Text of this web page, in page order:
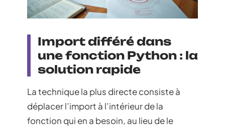
Import différé dans
une fonction Python : la
solution rapide
La technique la plus directe consiste à
déplacer l’import à l’intérieur de la
fonction qui en a besoin, au lieu de le